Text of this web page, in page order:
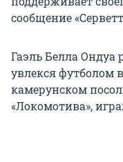
сообщение
Гаэль Белла Ондуа
увлекся футболом
камерунском
«Локомотива»,